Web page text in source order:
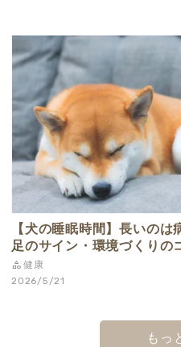
【犬の睡眠時間】長いの
足のサイン・環境づくりの
健康
2026/5/21
もっ